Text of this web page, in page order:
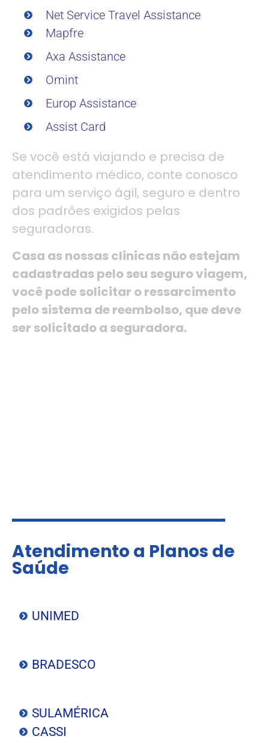
Net Service Travel Assistance
Mapfre
Axa Assistance
Omint
Europ Assistance
Assist Card
Se você está viajando e precisa de
atendimento médico, conte conosco
para um serviço ágil, seguro e dentro
dos padrões exigidos pelas
seguradoras.
Casa as nossas clinicas não estejam
cadastradas pelo seu seguro viagem,
você pode solicitar o ressarcimento
pelo sistema de reembolso, que deve
ser solicitado a seguradora.
Atendimento a Planos de
Saúde
UNIMED
BRADESCO
SULAMÉRICA
CASSI